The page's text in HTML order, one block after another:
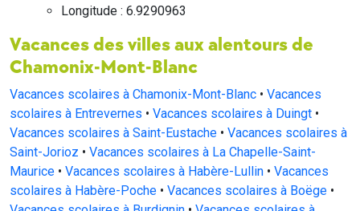
Longitude : 6.9290963
Vacances des villes aux alentours de
Chamonix-Mont-Blanc
Vacances scolaires à Chamonix-Mont-Blanc • Vacances
scolaires à Entrevernes • Vacances scolaires à Duingt •
Vacances scolaires à Saint-Eustache • Vacances scolaires à
Saint-Jorioz • Vacances scolaires à La Chapelle-Saint-
Maurice • Vacances scolaires à Habère-Lullin • Vacances
scolaires à Habère-Poche • Vacances scolaires à Boëge •